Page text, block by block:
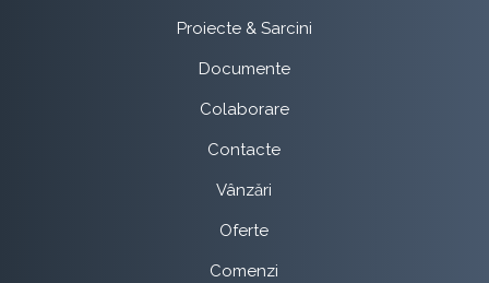
Proiecte & Sarcini
Documente
Colaborare
Contacte
Vânzări
Oferte
Comenzi